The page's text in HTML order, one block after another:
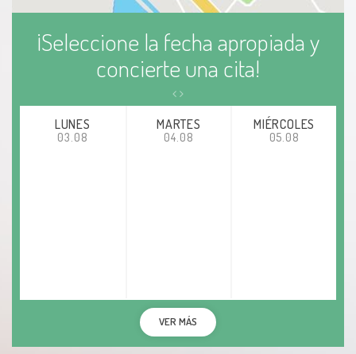
¡Seleccione la fecha apropiada y
concierte una cita!
LUNES
03.08
MARTES
04.08
MIÉRCOLES
05.08
VER MÁS